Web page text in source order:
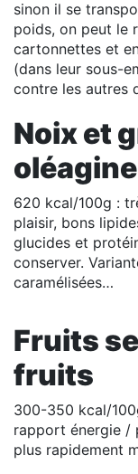
sinon il se
poids, on peut le
cartonnettes et
(dans leur sous-
contre les autres
Noix et
620 kcal/100g :
plaisir, bons
glucides et
conserver.
caramélisées…
Fruits
fruits
300-350 kcal/
rapport énergie /
plus rapidement